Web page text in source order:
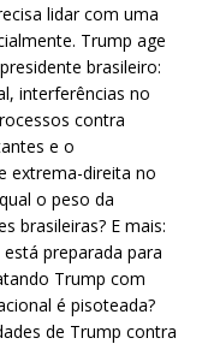
lidar com uma
Trump age
brasileiro:
interferências no
contra
e o
extrema-direita no
o peso da
brasileiras? E mais:
preparada para
Trump com
é pisoteada?
de Trump contra